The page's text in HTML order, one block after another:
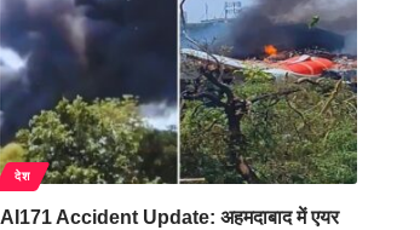
देश
AI171 Accident Update: अहमदाबाद में एयर